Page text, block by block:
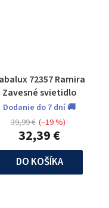
72357 Ramira
Zavesné svietidlo
Dodanie do 7 dní 🚚
32,39 €
39,99 € (–19 %)
DO KOŠÍKA